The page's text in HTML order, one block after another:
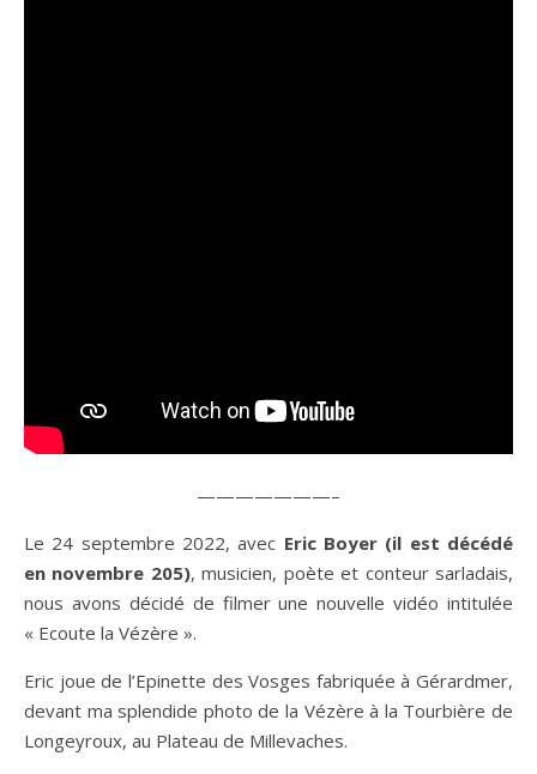
———————–
Le 24 septembre 2022, avec Eric Boyer (il est décédé
en novembre 205), musicien, poète et conteur sarladais,
nous avons décidé de filmer une nouvelle vidéo intitulée
« Ecoute la Vézère ».
Eric joue de l’Epinette des Vosges fabriquée à Gérardmer,
devant ma splendide photo de la Vézère à la Tourbière de
Longeyroux, au Plateau de Millevaches.